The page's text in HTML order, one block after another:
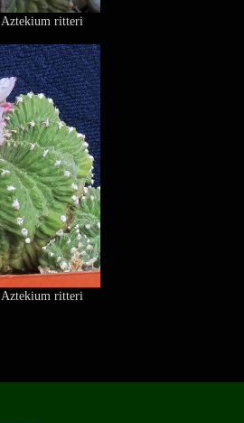
Aztekium ritteri
Aztekium ritteri